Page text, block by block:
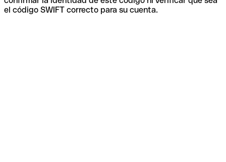
el código SWIFT correcto para su cuenta.